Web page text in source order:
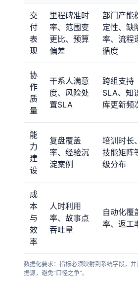
交
付
表
现
里程碑准时
率、范围变
更比、预算
偏差
部门产能
定性、缺
率、流程
循度
协
作
质
量
干系人满意
度、风险处
置SLA
跨组支持
SLA、知
库更新频
能
力
建
设
复盘覆盖
率、经验沉
淀案例
培训时长、
技能矩阵
级分布
成
本
与
效
率
人时利用
率、故事点
吞吐量
自动化覆
率、返工
数据化要求：指标必须映射到系统字段，
据源，避免“口径之争”。